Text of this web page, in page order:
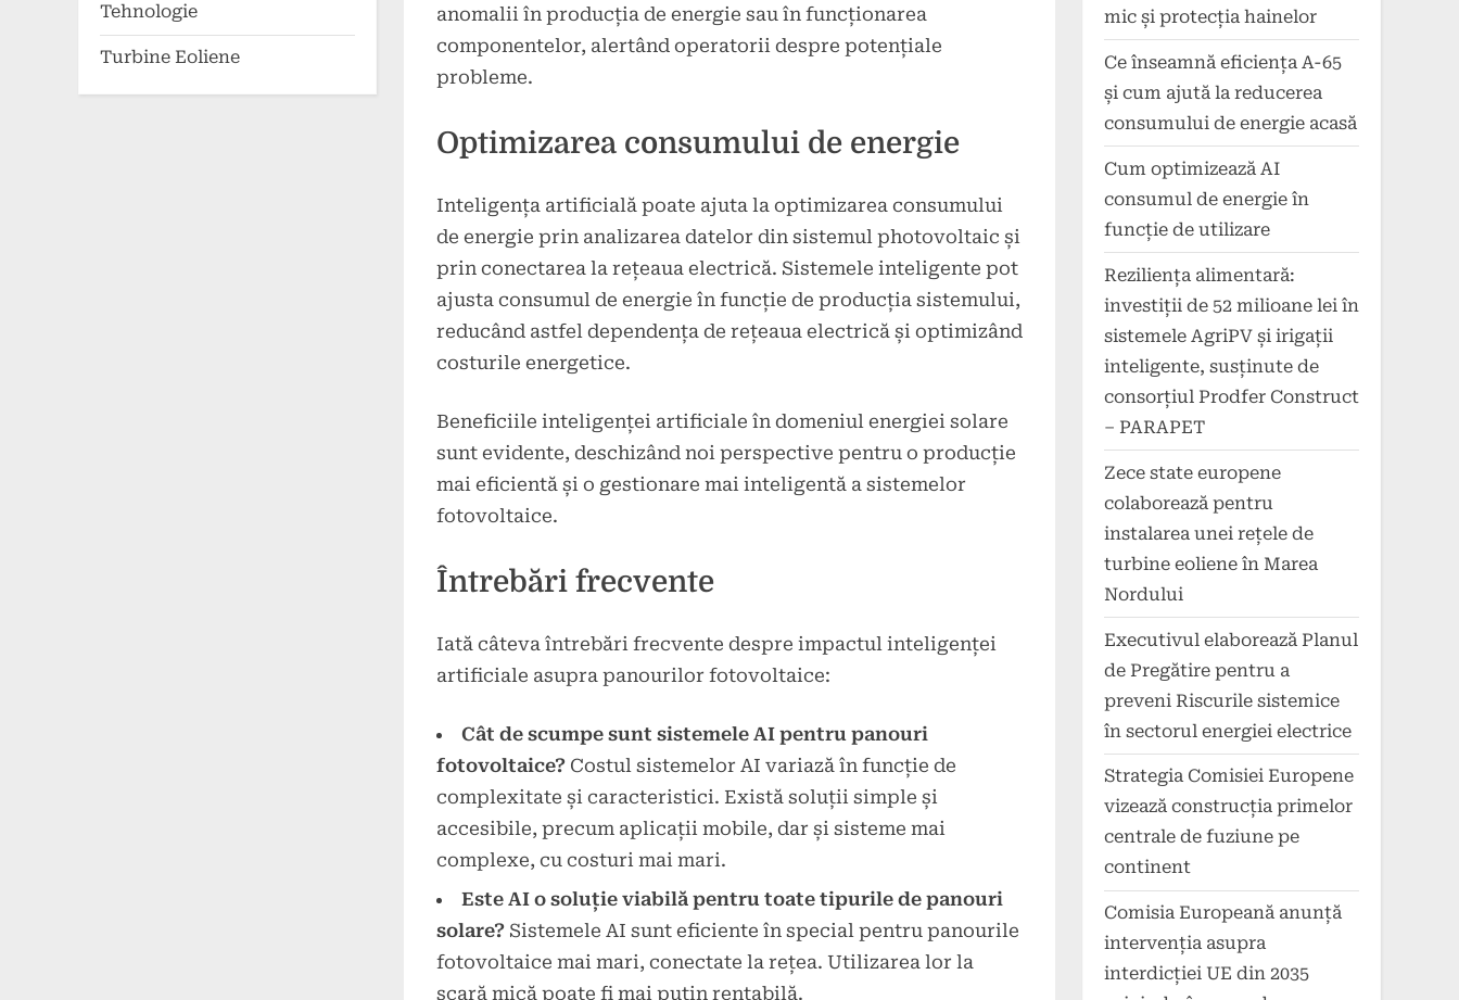
anomalii în producția de energie sau în funcționarea
componentelor, alertând operatorii despre potențiale
probleme.
Optimizarea consumului de energie
Inteligența artificială poate ajuta la optimizarea consumului
de energie prin analizarea datelor din sistemul photovoltaic și
prin conectarea la rețeaua electrică. Sistemele inteligente pot
ajusta consumul de energie în funcție de producția sistemului,
reducând astfel dependența de rețeaua electrică și optimizând
costurile energetice.
Beneficiile inteligenței artificiale în domeniul energiei solare
sunt evidente, deschizând noi perspective pentru o producție
mai eficientă și o gestionare mai inteligentă a sistemelor
fotovoltaice.
Întrebări frecvente
Iată câteva întrebări frecvente despre impactul inteligenței
artificiale asupra panourilor fotovoltaice:
Cât de scumpe sunt sistemele AI pentru panouri
fotovoltaice? Costul sistemelor AI variază în funcție de
complexitate și caracteristici. Există soluții simple și
accesibile, precum aplicații mobile, dar și sisteme mai
complexe, cu costuri mai mari.
Este AI o soluție viabilă pentru toate tipurile de panouri
solare? Sistemele AI sunt eficiente în special pentru panourile
fotovoltaice mai mari, conectate la rețea. Utilizarea lor la
scară mică poate fi mai puțin rentabilă.
Tehnologie
Turbine Eoliene
mic și protecția hainelor
Ce înseamnă eficiența A-65
și cum ajută la reducerea
consumului de energie acasă
Cum optimizează AI
consumul de energie în
funcție de utilizare
Reziliența alimentară:
investiții de 52 milioane lei în
sistemele AgriPV și irigații
inteligente, susținute de
consorțiul Prodfer Construct
– PARAPET
Zece state europene
colaborează pentru
instalarea unei rețele de
turbine eoliene în Marea
Nordului
Executivul elaborează Planul
de Pregătire pentru a
preveni Riscurile sistemice
în sectorul energiei electrice
Strategia Comisiei Europene
vizează construcția primelor
centrale de fuziune pe
continent
Comisia Europeană anunță
intervenția asupra
interdicției UE din 2035